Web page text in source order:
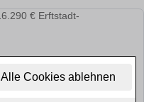
Alle Cookies ablehnen